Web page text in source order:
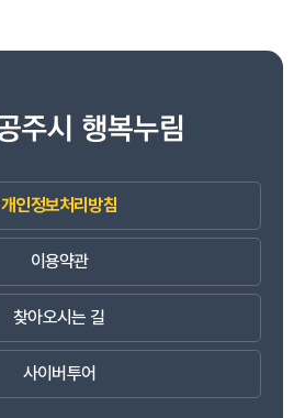
개인정보처리방침
이용약관
찾아오시는 길
사이버투어